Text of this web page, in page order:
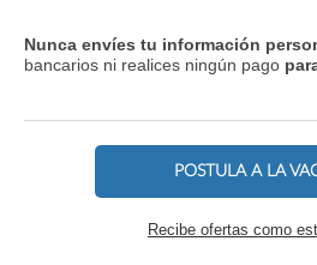
Nunca envíes tu información
bancarios ni realices ningún pago
POSTULA A LA
Recibe ofertas como